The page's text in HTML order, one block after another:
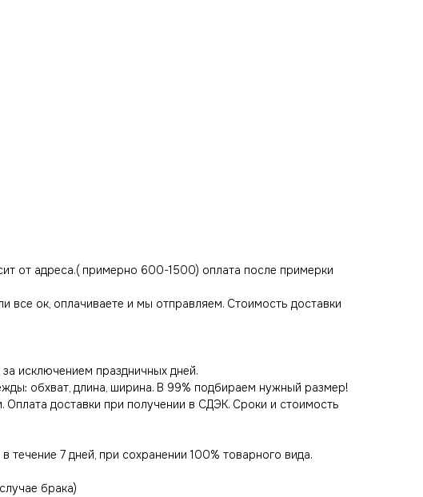
от адреса.( примерно 600-1500) оплата после примерки
все ок, оплачиваете и мы отправляем. Стоимость доставки
исключением праздничных дней.
обхват, длина, ширина. В 99% подбираем нужный размер!
Оплата доставки при получении в СДЭК. Сроки и стоимость
7 дней, при сохранении 100% товарного вида.
брака)